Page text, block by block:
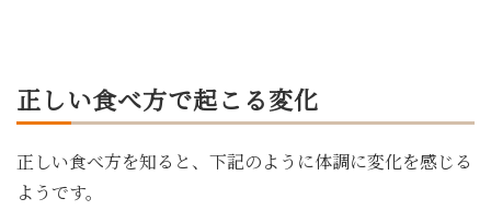
正しい食べ方で起こる変化
正しい食べ方を知ると、下記のように体調に変化を感じる
ようです。